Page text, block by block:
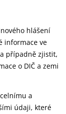
hlášení
informace ve
případně zjistit,
o DIČ a zemi
a
údaji, které